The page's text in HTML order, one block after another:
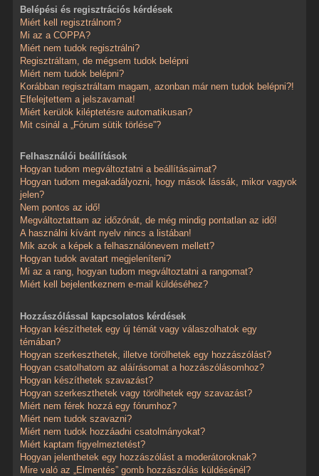
Belépési és regisztrációs kérdések
Miért kell regisztrálnom?
Mi az a COPPA?
Miért nem tudok regisztrálni?
Regisztráltam, de mégsem tudok belépni
Miért nem tudok belépni?
Korábban regisztráltam magam, azonban már nem tudok belépni?!
Elfelejtettem a jelszavamat!
Miért kerülök kiléptetésre automatikusan?
Mit csinál a „Fórum sütik törlése”?
Felhasználói beállítások
Hogyan tudom megváltoztatni a beállításaimat?
Hogyan tudom megakadályozni, hogy mások lássák, mikor vagyok
jelen?
Nem pontos az idő!
Megváltoztattam az időzónát, de még mindig pontatlan az idő!
A használni kívánt nyelv nincs a listában!
Mik azok a képek a felhasználónevem mellett?
Hogyan tudok avatart megjeleníteni?
Mi az a rang, hogyan tudom megváltoztatni a rangomat?
Miért kell bejelentkeznem e-mail küldéséhez?
Hozzászólással kapcsolatos kérdések
Hogyan készíthetek egy új témát vagy válaszolhatok egy
témában?
Hogyan szerkeszthetek, illetve törölhetek egy hozzászólást?
Hogyan csatolhatom az aláírásomat a hozzászólásomhoz?
Hogyan készíthetek szavazást?
Hogyan szerkeszthetek vagy törölhetek egy szavazást?
Miért nem férek hozzá egy fórumhoz?
Miért nem tudok szavazni?
Miért nem tudok hozzáadni csatolmányokat?
Miért kaptam figyelmeztetést?
Hogyan jelenthetek egy hozzászólást a moderátoroknak?
Mire való az „Elmentés” gomb hozzászólás küldésénél?